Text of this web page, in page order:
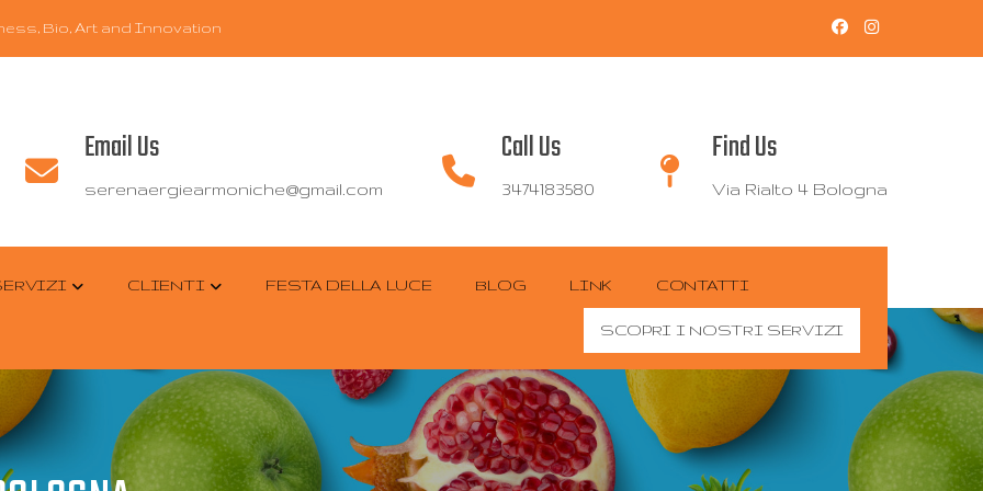
Bio, Art and Innovation
Email Us
serenaergiearmoniche@gmail.com
Call Us
3474183580
Find Us
Via Rialto 4 Bologna
CLIENTI FESTA DELLA LUCE BLOG LINK CONTATTI
SCOPRI I NOSTRI SERVIZI